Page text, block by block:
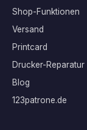
Shop-Funktionen
Versand
Printcard
Drucker-Reparatur
Blog
123patrone.de